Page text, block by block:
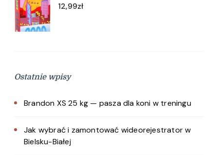
12,99zł
Ostatnie wpisy
Brandon XS 25 kg — pasza dla koni w treningu
Jak wybrać i zamontować wideorejestrator w
Bielsku-Białej